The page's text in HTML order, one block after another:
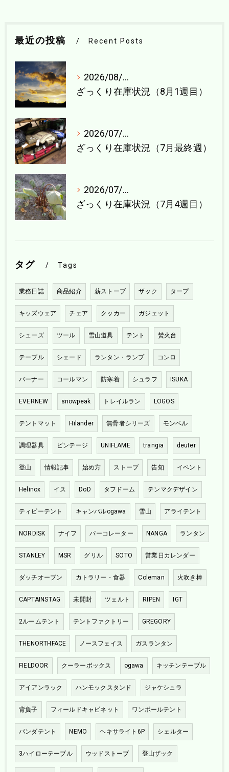
最近の投稿 Recent Posts
2026/08/04
ざっくり在庫状況（8月1週目）
2026/07/27
ざっくり在庫状況（7月最終週）
2026/07/21
ざっくり在庫状況（7月4週目）
タグ Tags
業務日誌 商品紹介 薪ストーブ ザック タープ
キッズウェア チェア クッカー ガジェット
シューズ ツール 雪山道具 テント 焚火台
テーブル シェード ランタン・ランプ コンロ
バーナー コールマン 防寒着 シュラフ ISUKA
EVERNEW snowpeak トレイルラン LOGOS
テントマット Hilander 無骨者シリーズ モンベル
調理器具 ビンテージ UNIFLAME trangia deuter
登山 情報記事 始め方 ストーブ 告知 イベント
Helinox イス DoD タフドーム テンマクデザイン
ティピーテント キャンパルogawa 雪山 アライテント
NORDISK ナイフ パーコレーター NANGA ランタン
STANLEY MSR グリル SOTO 営業日カレンダー
ダッチオーブン カトラリー・食器 Coleman 火吹き棒
CAPTAINSTAG 未開封 ツェルト RIPEN IGT
2ルームテント テントファクトリー GREGORY
THENORTHFACE ノースフェイス ガスランタン
FIELDOOR クーラーボックス ogawa キッチンテーブル
アイアンラック ハンモックスタンド ジャケシュラ
背負子 フィールドキャビネット ワンポールテント
パンダテント NEMO ヘキサライト6P シェルター
3ハイローテーブル ウッドストーブ 登山ザック